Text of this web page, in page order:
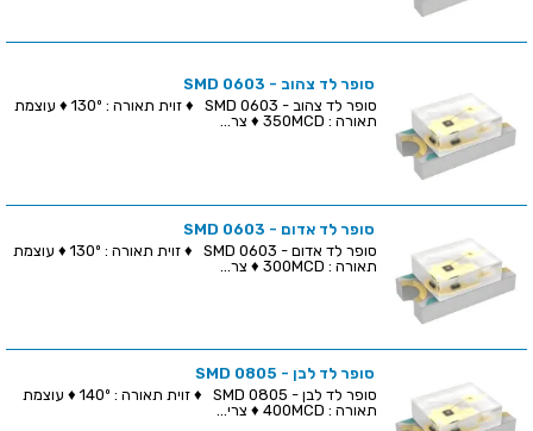
סופר לד צהוב - SMD 0603
סופר לד צהוב - SMD 0603 ♦ זוית תאורה : 130º ♦ עוצמת
תאורה : 350MCD ♦ צר...
סופר לד אדום - SMD 0603
סופר לד אדום - SMD 0603 ♦ זוית תאורה : 130º ♦ עוצמת
תאורה : 300MCD ♦ צר...
סופר לד לבן - SMD 0805
סופר לד לבן - SMD 0805 ♦ זוית תאורה : 140º ♦ עוצמת
תאורה : 400MCD ♦ צרי...